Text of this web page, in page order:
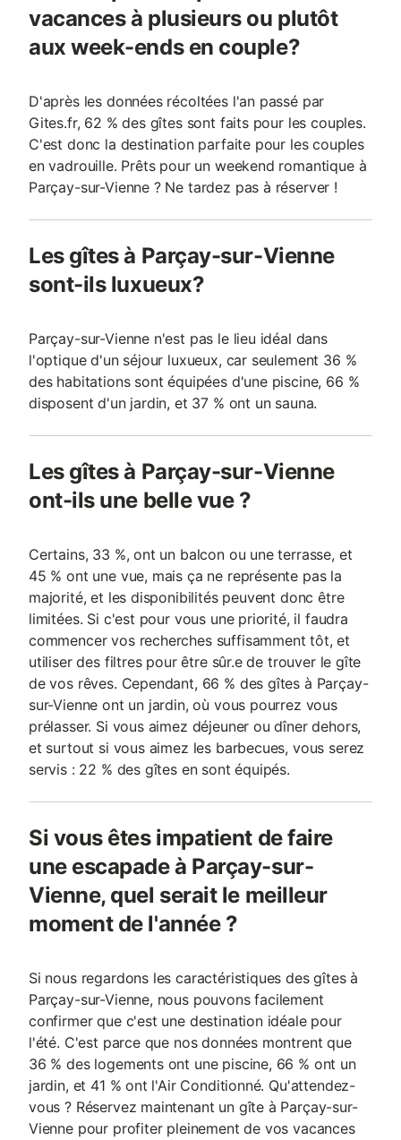
vacances à plusieurs ou plutôt
aux week-ends en couple?
D'après les données récoltées l'an passé par
Gites.fr, 62 % des gîtes sont faits pour les couples.
C'est donc la destination parfaite pour les couples
en vadrouille. Prêts pour un weekend romantique à
Parçay-sur-Vienne ? Ne tardez pas à réserver !
Les gîtes à Parçay-sur-Vienne
sont-ils luxueux?
Parçay-sur-Vienne n'est pas le lieu idéal dans
l'optique d'un séjour luxueux, car seulement 36 %
des habitations sont équipées d'une piscine, 66 %
disposent d'un jardin, et 37 % ont un sauna.
Les gîtes à Parçay-sur-Vienne
ont-ils une belle vue ?
Certains, 33 %, ont un balcon ou une terrasse, et
45 % ont une vue, mais ça ne représente pas la
majorité, et les disponibilités peuvent donc être
limitées. Si c'est pour vous une priorité, il faudra
commencer vos recherches suffisamment tôt, et
utiliser des filtres pour être sûr.e de trouver le gîte
de vos rêves. Cependant, 66 % des gîtes à Parçay-
sur-Vienne ont un jardin, où vous pourrez vous
prélasser. Si vous aimez déjeuner ou dîner dehors,
et surtout si vous aimez les barbecues, vous serez
servis : 22 % des gîtes en sont équipés.
Si vous êtes impatient de faire
une escapade à Parçay-sur-
Vienne, quel serait le meilleur
moment de l'année ?
Si nous regardons les caractéristiques des gîtes à
Parçay-sur-Vienne, nous pouvons facilement
confirmer que c'est une destination idéale pour
l'été. C'est parce que nos données montrent que
36 % des logements ont une piscine, 66 % ont un
jardin, et 41 % ont l'Air Conditionné. Qu'attendez-
vous ? Réservez maintenant un gîte à Parçay-sur-
Vienne pour profiter pleinement de vos vacances